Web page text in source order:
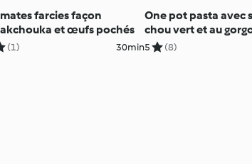
farcies façon
et œufs pochés
(1) 30min
One pot pasta avec
chou vert et au
5 (8)